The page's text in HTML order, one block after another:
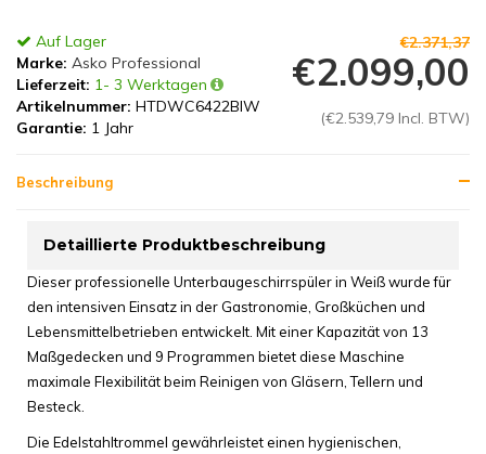
Auf Lager
Marke: Asko Professional
Lieferzeit: 1- 3 Werktagen
Artikelnummer: HTDWC6422BIW
Garantie: 1 Jahr
€2.371,37
€2.099,00
(€2.539,79 Incl. BTW)
Beschreibung
Detaillierte Produktbeschreibung
Dieser professionelle Unterbaugeschirrspüler in Weiß wurde für
den intensiven Einsatz in der Gastronomie, Großküchen und
Lebensmittelbetrieben entwickelt. Mit einer Kapazität von 13
Maßgedecken und 9 Programmen bietet diese Maschine
maximale Flexibilität beim Reinigen von Gläsern, Tellern und
Besteck.
Die Edelstahltrommel gewährleistet einen hygienischen,